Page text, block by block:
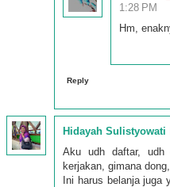
1:28 PM
Hm,
Reply
Hidayah Sulistyowati
Aku udh daftar,
kerjakan, gimana
Ini harus belanja juga